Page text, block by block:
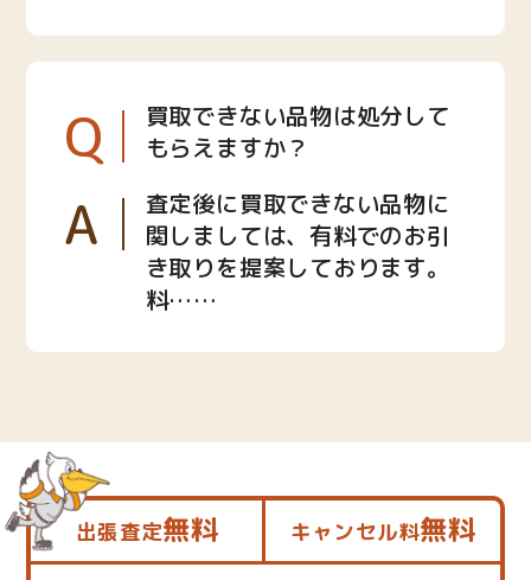
Q
買取できない品物は処分して
もらえますか？
A
査定後に買取できない品物に
関しましては、有料でのお引
き取りを提案しております。
料……
出張査定無料 キャンセル料無料